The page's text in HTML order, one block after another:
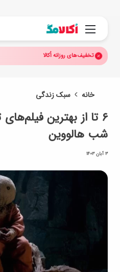
منو
تخفیف‌های روزانه اُکالا
خانه سبک زندگی
۶ تا از بهترین
شب‌ هالووین
3 آبان 1403